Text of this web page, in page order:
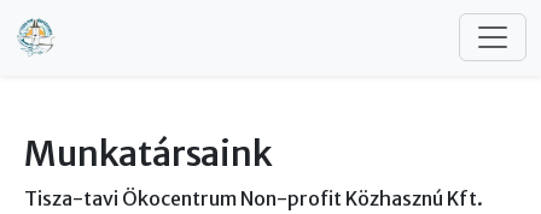
Ugrás a tartalomra
Munkatársaink
Tisza-tavi Ökocentrum Non-profit Közhasznú Kft.